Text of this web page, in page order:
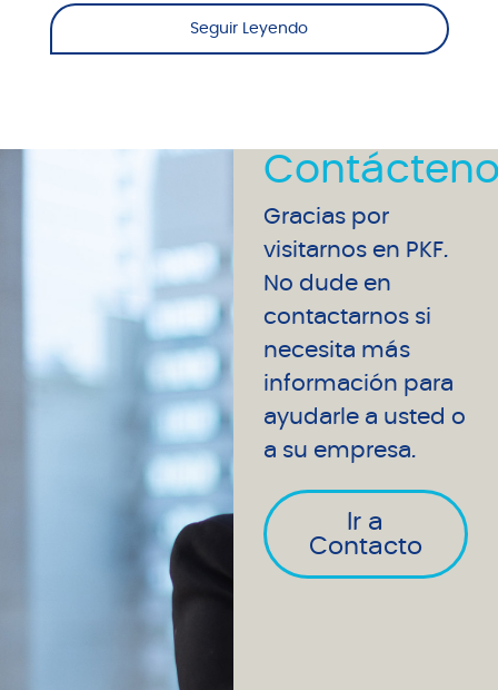
Seguir Leyendo
Gracias por
visitarnos en PKF.
No dude en
contactarnos si
necesita más
información para
ayudarle a usted o
a su empresa.
Ir a
Contacto